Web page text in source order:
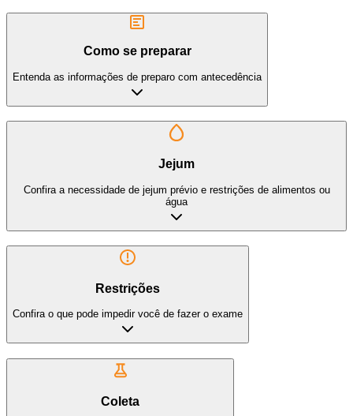
Como se preparar
Entenda as informações de preparo com antecedência
Jejum
Confira a necessidade de jejum prévio e restrições de alimentos ou
água
Restrições
Confira o que pode impedir você de fazer o exame
Coleta